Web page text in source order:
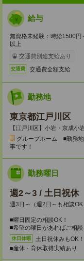
給与
無資格未経験：時給1500
以上
交通費別途支給あり
交通費 交通費全額支給
勤務地
東京都江戸川区
【江戸川区】小岩・京成小
グループホーム ■勤務
事です！
勤務曜日
週2～3 / 土日祝休
週3日～（週2日～も相談OK
■曜日固定の相談OK！
■希望の曜日があればご相談
休日休暇
土日祝休みもOK！
■産休・育休取得実績あり